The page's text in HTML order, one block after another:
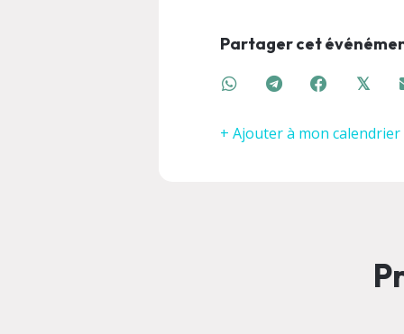
Partager cet
𝕏
+ Ajouter à mon calendrier